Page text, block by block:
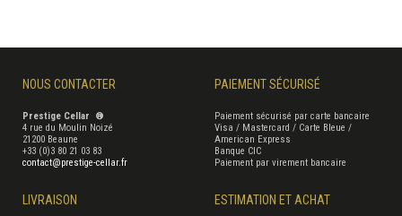
NOUS CONTACTER
Prestige Cellar ®
4 rue du Moulin Noizé
21200 Beaune
+33 (0)3 80 21 03 83
contact@prestige-cellar.fr
PAIEMENT SÉCURISÉ
Paiement sécurisé par carte bancaire
Visa / Mastercard / Carte Bleue /
American Express
Banque CIC
Paiement par virement bancaire
LIVRAISON ESTIMATION ET ACHAT